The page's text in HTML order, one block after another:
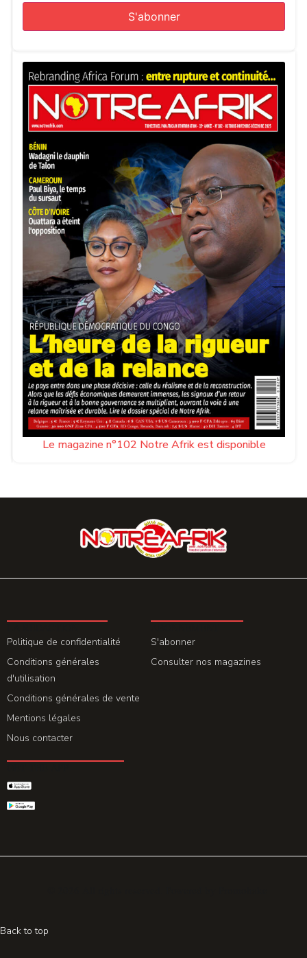
Le magazine n°102 Notre Afrik est disponible
Politique de confidentialité
Conditions générales
d'utilisation
Conditions générales de vente
Mentions légales
Nous contacter
S'abonner
Consulter nos magazines
Back to top